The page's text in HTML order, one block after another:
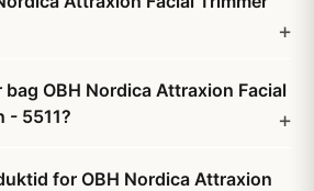
OBH Nordica Attraxion Facial
- 5511?
for OBH Nordica Attraxion